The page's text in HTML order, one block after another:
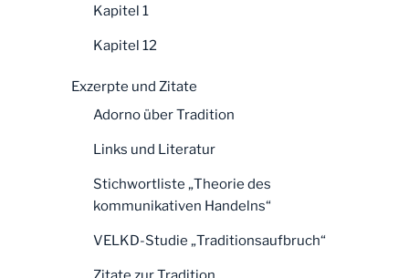
Kapitel 1
Kapitel 12
Exzerpte und Zitate
Adorno über Tradition
Links und Literatur
Stichwortliste „Theorie des
kommunikativen Handelns“
VELKD-Studie „Traditionsaufbruch“